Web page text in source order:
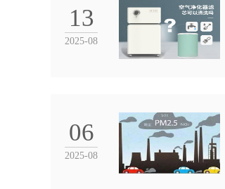
13
2025-08
06
2025-08